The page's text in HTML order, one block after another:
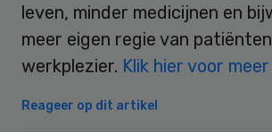
leven, minder medicijnen en
meer eigen regie van
werkplezier. Klik hier voor
Reageer op dit artikel